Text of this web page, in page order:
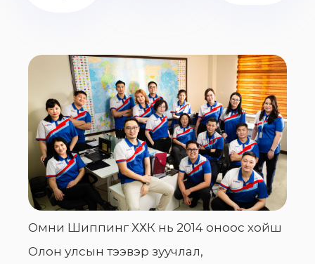
Омни Шиппинг ХХК нь 2014 оноос хойш
Олон улсын тээвэр зуучлал,